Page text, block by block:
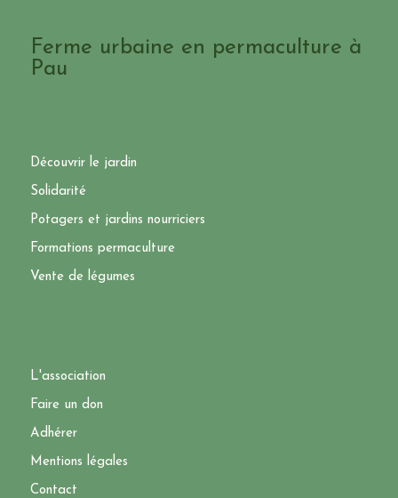
Ferme urbaine en permaculture à
Pau
Découvrir le jardin
Solidarité
Potagers et jardins nourriciers
Formations permaculture
Vente de légumes
L'association
Faire un don
Adhérer
Mentions légales
Contact